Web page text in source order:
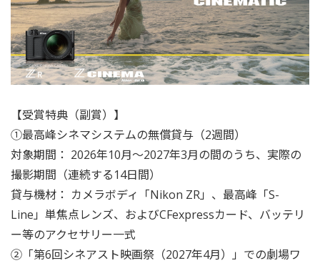
【受賞特典（副賞）】
①最高峰シネマシステムの無償貸与（2週間）
対象期間： 2026年10月〜2027年3月の間のうち、実際の
撮影期間（連続する14日間）
貸与機材： カメラボディ「Nikon ZR」、最高峰「S-
Line」単焦点レンズ、およびCFexpressカード、バッテリ
ー等のアクセサリー一式
②「第6回シネアスト映画祭（2027年4月）」での劇場ワ